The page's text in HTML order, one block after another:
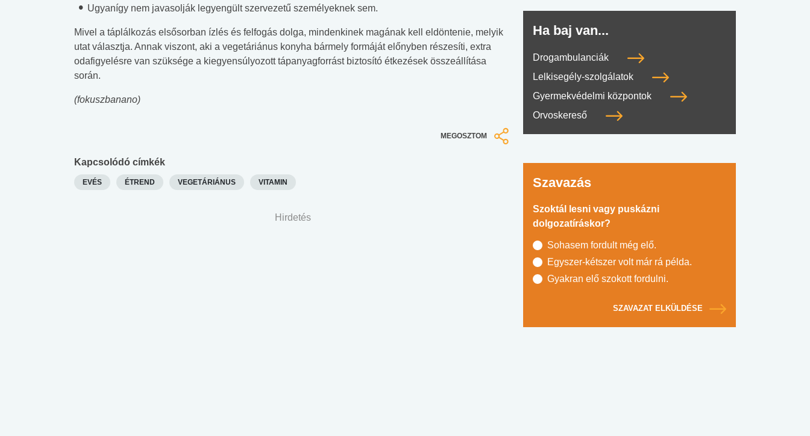
Ugyanígy nem javasolják legyengült szervezetű személyeknek sem.
Mivel a táplálkozás elsősorban ízlés és felfogás dolga, mindenkinek magának kell eldöntenie, melyik
utat választja. Annak viszont, aki a vegetáriánus konyha bármely formáját előnyben részesíti, extra
odafigyelésre van szüksége a kiegyensúlyozott tápanyagforrást biztosító étkezések összeállítása
során.
(fokuszbanano)
MEGOSZTOM
Kapcsolódó címkék
EVÉS ÉTREND VEGETÁRIÁNUS VITAMIN
Hirdetés
Ha baj van...
Drogambulanciák
Lelkisegély-szolgálatok
Gyermekvédelmi központok
Orvoskereső
Szavazás
Szoktál lesni vagy puskázni
dolgozatíráskor?
Sohasem fordult még elő.
Egyszer-kétszer volt már rá példa.
Gyakran elő szokott fordulni.
SZAVAZAT ELKÜLDÉSE